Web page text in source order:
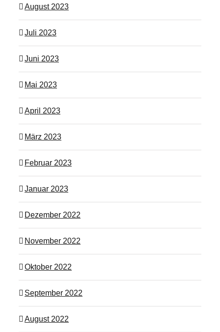
August 2023
Juli 2023
Juni 2023
Mai 2023
April 2023
März 2023
Februar 2023
Januar 2023
Dezember 2022
November 2022
Oktober 2022
September 2022
August 2022